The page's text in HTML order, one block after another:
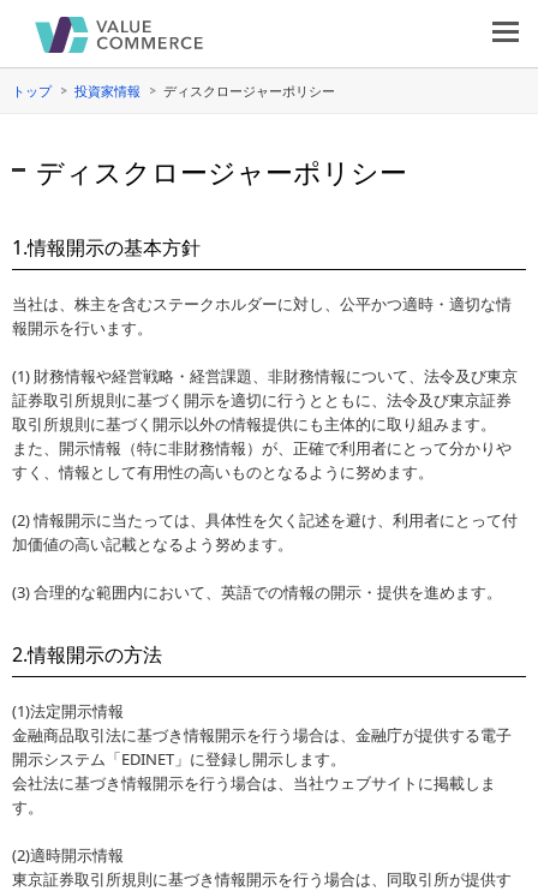
トップ 投資家情報 ディスクロージャーポリシー
ディスクロージャーポリシー
1.情報開示の基本方針
当社は、株主を含むステークホルダーに対し、公平かつ適時・適切な情
報開示を行います。
(1) 財務情報や経営戦略・経営課題、非財務情報について、法令及び東京
証券取引所規則に基づく開示を適切に行うとともに、法令及び東京証券
取引所規則に基づく開示以外の情報提供にも主体的に取り組みます。
また、開示情報（特に非財務情報）が、正確で利用者にとって分かりや
すく、情報として有用性の高いものとなるように努めます。
(2) 情報開示に当たっては、具体性を欠く記述を避け、利用者にとって付
加価値の高い記載となるよう努めます。
(3) 合理的な範囲内において、英語での情報の開示・提供を進めます。
2.情報開示の方法
(1)法定開示情報
金融商品取引法に基づき情報開示を行う場合は、金融庁が提供する電子
開示システム「EDINET」に登録し開示します。
会社法に基づき情報開示を行う場合は、当社ウェブサイトに掲載しま
す。
(2)適時開示情報
東京証券取引所規則に基づき情報開示を行う場合は、同取引所が提供す